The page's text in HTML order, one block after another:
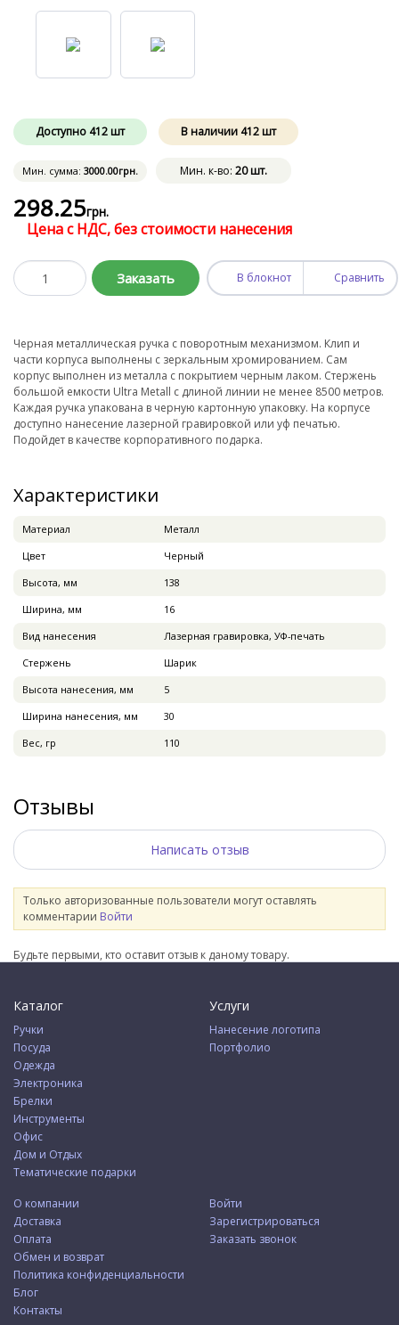
Доступно 412 шт В наличии 412шт
Мин. сумма: 3000.00грн. Мин. к-во: 20 шт.
298.25грн.
Цена с НДС, без стоимости нанесения
Заказать В блокнот Сравнить
Черная металлическая ручка с поворотным механизмом. Клип и
части корпуса выполнены с зеркальным хромированием. Сам
корпус выполнен из металла с покрытием черным лаком. Стержень
большой емкости Ultra Metall с длиной линии не менее 8500 метров.
Каждая ручка упакована в черную картонную упаковку. На корпусе
доступно нанесение лазерной гравировкой или уф печатью.
Подойдет в качестве корпоративного подарка.
Характеристики
Материал
Металл
Цвет
Черный
Высота, мм
138
Ширина, мм
16
Вид нанесения
Лазерная гравировка, УФ-печать
Стержень
Шарик
Высота нанесения, мм
5
Ширина нанесения, мм
30
Вес, гр
110
Отзывы
Написать отзыв
Только авторизованные пользователи могут оставлять
комментарии Войти
Будьте первыми, кто оставит отзыв к даному товару.
Каталог
Ручки
Посуда
Одежда
Электроника
Брелки
Инструменты
Офис
Дом и Отдых
Тематические подарки
Услуги
Нанесение логотипа
Портфолио
О компании
Доставка
Оплата
Обмен и возврат
Политика конфиденциальности
Блог
Контакты
Войти
Зарегистрироваться
Заказать звонок